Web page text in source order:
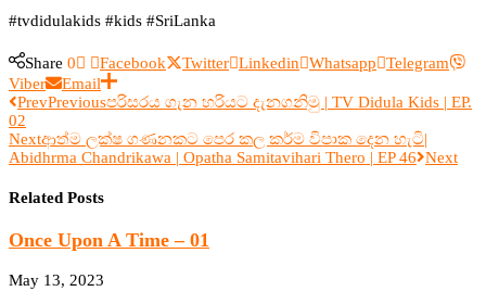
#tvdidulakids #kids #SriLanka
Share 0 Facebook Twitter Linkedin Whatsapp
Telegram
Viber
Email
PrevPreviousපරිසරය ගැන හරියට දැනගනිමු | TV Didula Kids | EP.
02
Nextආත්ම ලක්ෂ ගණනකට පෙර කල කර්ම විපාක දෙන හැටි|
Abidhrma Chandrikawa | Opatha Samitavihari Thero | EP 46 Next
Related Posts
Once Upon A Time – 01
May 13, 2023